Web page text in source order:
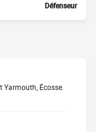
Défenseur
Écosse.